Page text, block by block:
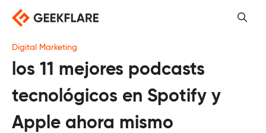
Saltar
contenido
Digital Marketing
los 11 mejores podcasts
tecnológicos en Spotify y
Apple ahora mismo